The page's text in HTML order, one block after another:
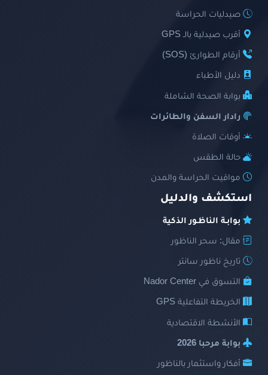
صيدليات الحراسة
أقرب صيدلية بالـ GPS
أرقام الطوارئ (SOS)
دليل الأطباء
بوابة الصحة الشاملة
رادار السفن والطائرات
أوقات الصلاة
حالة الطقس
مواقيت الحراسة والمدن
استكشف والدليل
بوابـة الناظـور الذكية
مقال: سحر الناظور
تاريخ ناظور سانتر
التسوق في Nador Center
الخريطة التفاعلية GPS
الأنشطة الاقتصادية
بوابة مرحبا 2026
أفكار واستثمار بالناظور